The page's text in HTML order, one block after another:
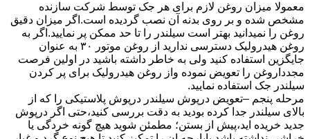
معمولا میزان روغن لازم برای هر جک توسط شرکت سازنده
مشخص شده و بر روی بدنه آن نصب گردیده است.اگر میزان دقیق
روغن را نمیدانید بهتر است سیلندر را تا حد ممکن پر نمایید.اگر به
روغن هیدرولیک دسترسی ندارید از روغن موتور ۳۰ به عنوان
جایگزین استفاده کنید ولی به خاطر داشته باشید در اولین فرصت
مجدداروغن را تعویض نموده واز روغن هیدرولیک برای پر کردن
سیلندر جک استفاده نمایید.
مرحله پنجم –تعویض درپوش سیلندر درپوش پلاستیکی را که از
بالای سیلندر جدا کرده بودید به دقت بررسی کنید،حتی اگر درپوش
جدید خریده اید،پیش از بستن؛ مطمئن شوید هیچ گونه خردگی یا